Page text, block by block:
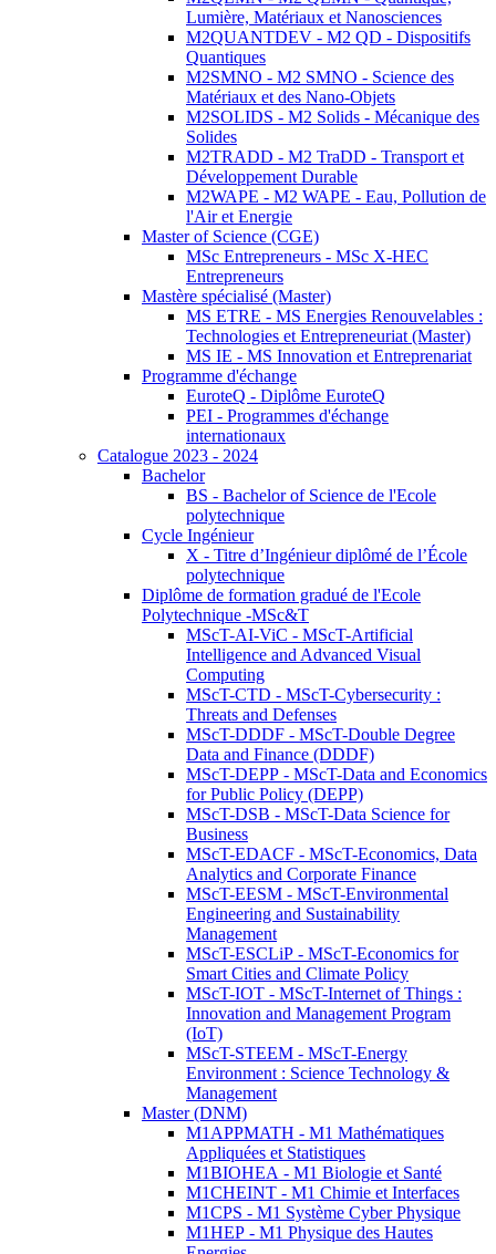
Lumière, Matériaux et Nanosciences
M2QUANTDEV - M2 QD - Dispositifs
Quantiques
M2SMNO - M2 SMNO - Science des
Matériaux et des Nano-Objets
M2SOLIDS - M2 Solids - Mécanique des
Solides
M2TRADD - M2 TraDD - Transport et
Développement Durable
M2WAPE - M2 WAPE - Eau, Pollution de
l'Air et Energie
Master of Science (CGE)
MSc Entrepreneurs - MSc X-HEC
Entrepreneurs
Mastère spécialisé (Master)
MS ETRE - MS Energies Renouvelables :
Technologies et Entrepreneuriat (Master)
MS IE - MS Innovation et Entreprenariat
Programme d'échange
EuroteQ - Diplôme EuroteQ
PEI - Programmes d'échange
internationaux
Catalogue 2023 - 2024
Bachelor
BS - Bachelor of Science de l'Ecole
polytechnique
Cycle Ingénieur
X - Titre d’Ingénieur diplômé de l’École
polytechnique
Diplôme de formation gradué de l'Ecole
Polytechnique -MSc&T
MScT-AI-ViC - MScT-Artificial
Intelligence and Advanced Visual
Computing
MScT-CTD - MScT-Cybersecurity :
Threats and Defenses
MScT-DDDF - MScT-Double Degree
Data and Finance (DDDF)
MScT-DEPP - MScT-Data and Economics
for Public Policy (DEPP)
MScT-DSB - MScT-Data Science for
Business
MScT-EDACF - MScT-Economics, Data
Analytics and Corporate Finance
MScT-EESM - MScT-Environmental
Engineering and Sustainability
Management
MScT-ESCLiP - MScT-Economics for
Smart Cities and Climate Policy
MScT-IOT - MScT-Internet of Things :
Innovation and Management Program
(IoT)
MScT-STEEM - MScT-Energy
Environment : Science Technology &
Management
Master (DNM)
M1APPMATH - M1 Mathématiques
Appliquées et Statistiques
M1BIOHEA - M1 Biologie et Santé
M1CHEINT - M1 Chimie et Interfaces
M1CPS - M1 Système Cyber Physique
M1HEP - M1 Physique des Hautes